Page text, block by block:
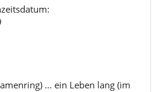
... ein Leben lang (im